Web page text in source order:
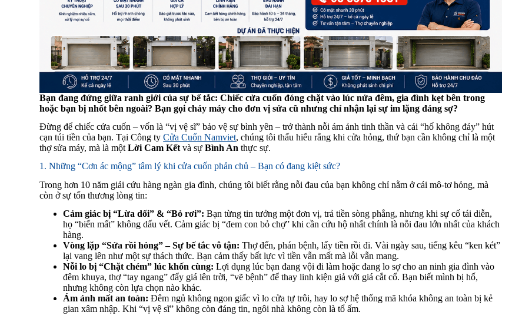
Bạn đang đứng giữa ranh giới của sự bế tắc: Chiếc cửa cuốn đóng chặt vào lúc nửa đêm, gia đình kẹt bên trong
hoặc bạn bị nhốt bên ngoài? Bạn gọi cháy máy cho đơn vị sửa cũ nhưng chỉ nhận lại sự im lặng đáng sợ?
Đừng để chiếc cửa cuốn – vốn là “vị vệ sĩ” bảo vệ sự bình yên – trở thành nỗi ám ảnh tinh thần và cái “hố không đáy” hút
cạn túi tiền của bạn. Tại Công tyCửa Cuốn Namviet, chúng tôi thấu hiểu rằng khi cửa hỏng, thứ bạn cần không chỉ là một
thợ sửa máy, mà là mộtLời Cam Kết và sựBình An thực sự.
1. Những “Cơn ác mộng” tâm lý khi cửa cuốn phản chủ – Bạn có đang kiệt sức?
Trong hơn 10 năm giải cứu hàng ngàn gia đình, chúng tôi biết rằng nỗi đau của bạn không chỉ nằm ở cái mô-tơ hỏng, mà
còn ở sự tổn thương lòng tin:
Cảm giác bị “Lừa dối” & “Bỏ rơi”: Bạn từng tin tưởng một đơn vị, trả tiền sòng phẳng, nhưng khi sự cố tái diễn,
họ “biến mất” không dấu vết. Cảm giác bị “đem con bỏ chợ” khi cần cứu hộ nhất chính là nỗi đau lớn nhất của khách
hàng.
Vòng lặp “Sửa rồi hỏng” – Sự bế tắc vô tận: Thợ đến, phán bệnh, lấy tiền rồi đi. Vài ngày sau, tiếng kêu “ken két”
lại vang lên như một sự thách thức. Bạn cảm thấy bất lực vì tiền vẫn mất mà lỗi vẫn mang.
Nỗi lo bị “Chặt chém” lúc khốn cùng: Lợi dụng lúc bạn đang vội đi làm hoặc đang lo sợ cho an ninh gia đình vào
đêm khuya, thợ “tay ngang” đẩy giá lên trời, “vẽ bệnh” để thay linh kiện giả với giá cắt cổ. Bạn biết mình bị hố,
nhưng không còn lựa chọn nào khác.
Ám ảnh mất an toàn: Đêm ngủ không ngon giấc vì lo cửa tự trôi, hay lo sợ hệ thống mã khóa không an toàn bị kẻ
gian xâm nhập. Khi “vị vệ sĩ” không còn đáng tin, ngôi nhà không còn là tổ ấm.